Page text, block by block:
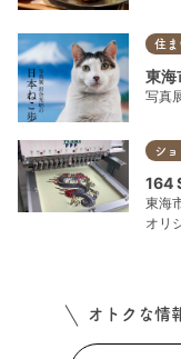
東浦町,半田市,常滑市
住ま
東海
写真
シ
164
東海
オリ
オトクな情